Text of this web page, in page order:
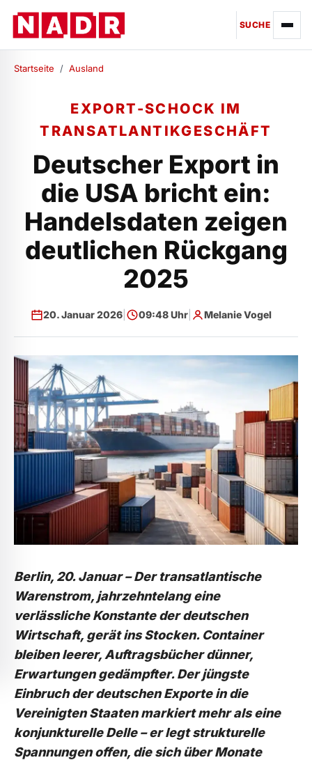
SUCHE
Startseite / Ausland
EXPORT-SCHOCK IM
TRANSATLANTIKGESCHÄFT
Deutscher Export in
die USA bricht ein:
Handelsdaten zeigen
deutlichen Rückgang
2025
20. Januar 2026| 09:48 Uhr| Melanie Vogel
Berlin, 20. Januar –Der transatlantische
Warenstrom, jahrzehntelang eine
verlässliche Konstante der deutschen
Wirtschaft, gerät ins Stocken. Container
bleiben leerer, Auftragsbücher dünner,
Erwartungen gedämpfter. Der jüngste
Einbruch der deutschen Exporte in die
Vereinigten Staaten markiert mehr als eine
konjunkturelle Delle – er legt strukturelle
Spannungen offen, die sich über Monate